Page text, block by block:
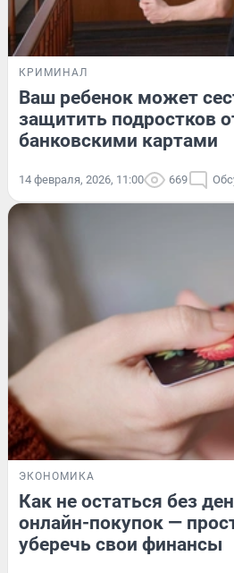
КРИМИНАЛ
Ваш ребенок может
защитить подростков
банковскими картами
14 февраля, 2026, 11:00 669
ЭКОНОМИКА
Как не остаться без
онлайн-покупок —
уберечь свои финансы